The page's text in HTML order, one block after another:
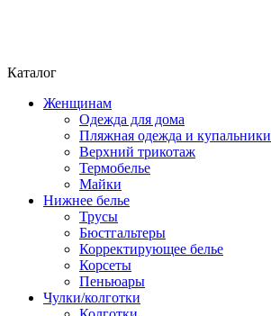
Каталог
Женщинам
Одежда для дома
Пляжная одежда и купальники
Верхний трикотаж
Термобелье
Майки
Нижнее белье
Трусы
Бюстгальтеры
Корректирующее белье
Корсеты
Пеньюары
Чулки/колготки